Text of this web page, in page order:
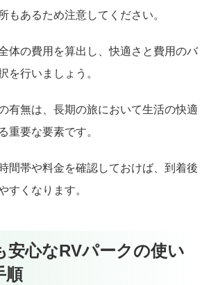
もあるため注意してください。
体の費用を算出し、快適さと費用のバ
を行いましょう。
有無は、長期の旅において生活の快適
重要な要素です。
間帯や料金を確認しておけば、到着後
すくなります。
安心なRVパークの使い
順